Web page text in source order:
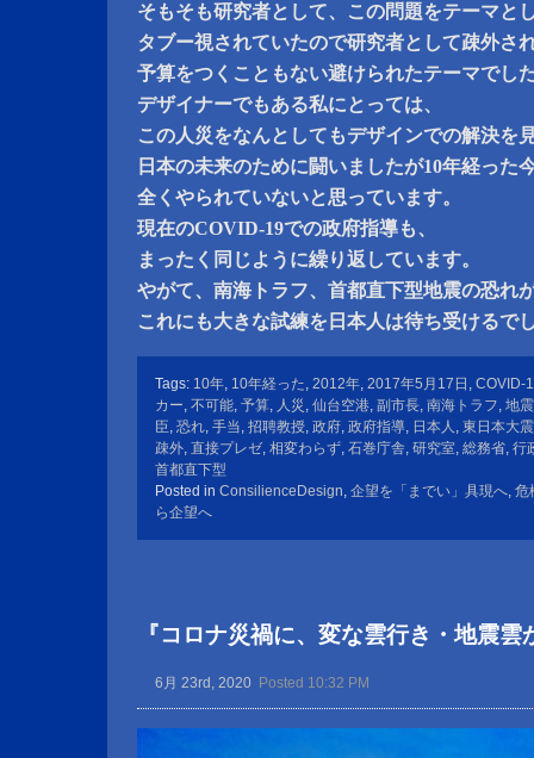
そもそも研究者として、この問題をテーマと
タブー視されていたので研究者として疎外さ
予算をつくこともない避けられたテーマでし
デザイナーでもある私にとっては、
この人災をなんとしてもデザインでの解決を
日本の未来のために闘いましたが10年経った
全くやられていないと思っています。
現在のCOVID-19での政府指導も、
まったく同じように繰り返しています。
やがて、南海トラフ、首都直下型地震の恐れ
これにも大きな試練を日本人は待ち受けるで
Tags: 10年, 10年経った, 2012年, 2017年5月17日 , COVID-
カー, 不可能, 予算, 人災 , 仙台空港, 副市長, 南海トラフ, 地震
臣, 恐れ, 手当, 招聘教授, 政府, 政府指導, 日本人 , 東日本大
疎外, 直接プレゼ, 相変わらず, 石巻庁舎, 研究室, 総務省, 行
首都直下型
Posted in ConsilienceDesign, 企望を「までい」具現へ, 危
ら企望へ
『コロナ災禍に、変な雲行き・地震雲
6月 23rd, 2020 Posted 10:32 PM